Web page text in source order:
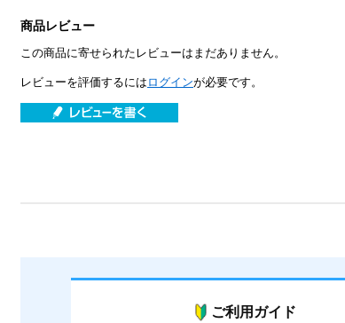
商品レビュー
この商品に寄せられたレビューはまだありません。
レビューを評価するには ログインが必要です。
ご利用ガイド